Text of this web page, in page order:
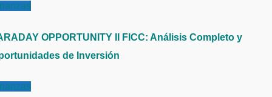
OPPORTUNITY II FICC: Análisis Completo y
de Inversión